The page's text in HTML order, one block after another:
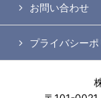
お問い合わせ
プライバシー